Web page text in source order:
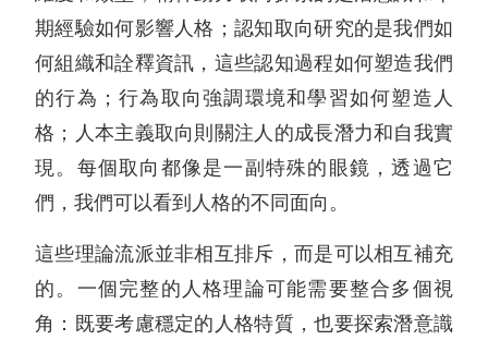
期經驗如何影響人格；認知取向研究的是我們如
何組織和詮釋資訊，這些認知過程如何塑造我們
的行為；行為取向強調環境和學習如何塑造人
格；人本主義取向則關注人的成長潛力和自我實
現。每個取向都像是一副特殊的眼鏡，透過它
們，我們可以看到人格的不同面向。
這些理論流派並非相互排斥，而是可以相互補充
的。一個完整的人格理論可能需要整合多個視
角：既要考慮穩定的人格特質，也要探索潛意識